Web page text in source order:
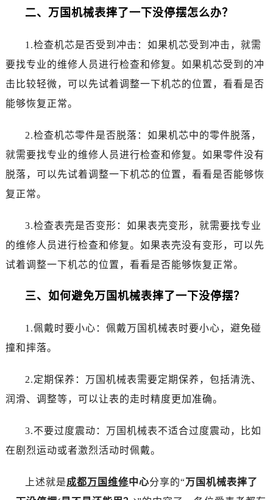
二、万国机械表摔了一下没停摆怎么办？
1.检查机芯是否受到冲击：如果机芯受到冲击，就需
要找专业的维修人员进行检查和修复。如果机芯受到的冲
击比较轻微，可以先试着调整一下机芯的位置，看看是否
能够恢复正常。
2.检查机芯零件是否脱落：如果机芯中的零件脱落，
就需要找专业的维修人员进行检查和修复。如果零件没有
脱落，可以先试着调整一下机芯的位置，看看是否能够恢
复正常。
3.检查表壳是否变形：如果表壳变形，就需要找专业
的维修人员进行检查和修复。如果表壳没有变形，可以先
试着调整一下机芯的位置，看看是否能够恢复正常。
三、如何避免万国机械表摔了一下没停摆？
1.佩戴时要小心：佩戴万国机械表时要小心，避免碰
撞和摔落。
2.定期保养：万国机械表需要定期保养，包括清洗、
润滑、调整等，可以让表的走时精度更加准确。
3.不要过度震动：万国机械表不适合过度震动，比如
在剧烈运动或者激烈活动时佩戴。
上述就是成都万国维修中心分享的“万国机械表摔了